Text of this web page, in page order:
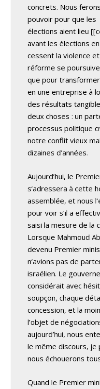
concrets. Nous
pouvoir pour que les
élections aient lieu
avant les élections
cessent la violence
réforme se
que pour
en une entreprise à
des résultats
deux choses : un
processus politique
notre conflit vieux
dizaines d’années.
Aujourd’hui, le
s’adressera à cette
assemblée, et nous
pour voir s’il a
saisi la mesure de la
Lorsque Mahmoud
devenu Premier
n’avions pas de
israélien. Le
considérait avec
soupçon, chaque
concession, et la
l’objet de
aujourd’hui, nous
le même discours, je
nous échouerons
Quand le Premier